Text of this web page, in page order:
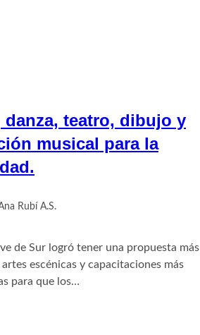
danza, teatro, dibujo y
musical para la
Rubí A.S.
de Sur logró tener una propuesta más
escénicas y capacitaciones más
para que los…